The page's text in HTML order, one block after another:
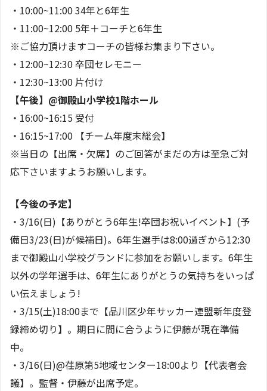
・10:00~11:00 34年と6年生
・11:00~12:00 5年＋コーチと6年生
※ご協力頂けますコーチの皆様お集まり下さい。
・12:00~12:30 卒団セレモニー
・12:30~13:00 片付け
【午後】@御殿山小学校1階ホール
・16:00~16:15 受付
・16:15~17:00 【チーム年度末総会】
※当日の【出席・欠席】のご回答がまだの方は至急ご対
応下さいますようお願いします。
【今後の予定】
・3/16(日)【ありがとう6年生!卒団お祝いイベント】(予
備日3/23(日)が候補日)。6年生選手は8:00過ぎから12:30
まで御殿山小学校グランドに参加をお願いします。6年生
以外の学年選手は、6年生にありがとうの気持ちをいっぱ
い伝えましょう!
・3/15(土)18:00まで【品川区少年サッカー連盟新年度登
録締め切り】。期日に間に合うように伊藤が現在準備
中。
・3/16(日)@荏原第5地域センター18:00より【代表者会
議】。監督・伊藤が出席予定。